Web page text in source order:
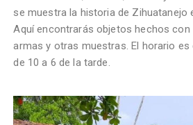
se muestra la historia de Zihuatanejo
Aquí encontrarás objetos hechos con
armas y otras muestras. El horario
de 10 a 6 de la tarde.